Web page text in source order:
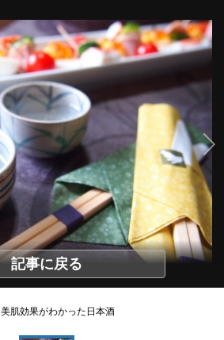
記事に戻る
美肌効果がわかった日本酒